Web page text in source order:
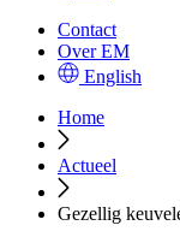
Contact
Over EM
English
Home
Actueel
Gezellig